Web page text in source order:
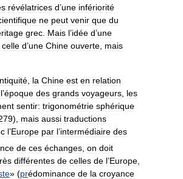
révélatrices d’une infériorité
ne peut venir que du
grec Mais l’idée d’une
celle d’une Chine ouverte mais
la Chine est en relation
l’époque des grands voyageurs les
sentir: trigonométrie sphérique
), mais aussi traductions
l’Europe par l’intermédiaire des
de ces échanges on doit
différentes de celles de l’Europe
» (prédominance de la croyance